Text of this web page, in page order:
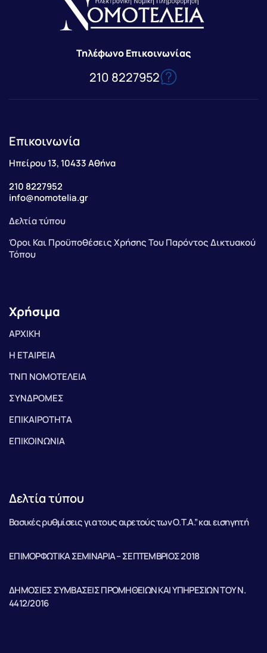
Τηλέφωνο Επικοινωνίας
210 8227952
Επικοινωνία
Ηπείρου 13, 10433 Αθήνα
210 8227952
info@nomotelia.gr
Δελτία τύπου
Όροι Και Προϋποθέσεις Χρήσης Του Παρόντος Δικτυακού
Τόπου
Χρήσιμα
ΑΡΧΙΚΗ
Η ΕΤΑΙΡΕΙΑ
ΤΝΠ ΝΟΜΟΤΕΛΕΙΑ
ΣΥΝΔΡΟΜΕΣ
ΕΠΙΚΑΙΡΟΤΗΤΑ
ΕΠΙΚΟΙΝΩΝΙΑ
Δελτία τύπου
Βασικές ρυθμίσεις για τους αιρετούς των Ο.Τ.Α.” και εισηγητή
ΕΠΙΜΟΡΦΩΤΙΚΑ ΣΕΜΙΝΑΡΙΑ – ΣΕΠΤΕΜΒΡΙΟΣ 2018
ΔΗΜΟΣΙΕΣ ΣΥΜΒΑΣΕΙΣ ΠΡΟΜΗΘΕΙΩΝ ΚΑΙ ΥΠΗΡΕΣΙΩΝ ΤΟΥ Ν.
4412/2016